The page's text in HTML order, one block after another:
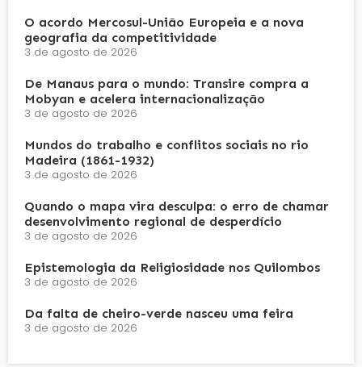
O acordo Mercosul-União Europeia e a nova
geografia da competitividade
3 de agosto de 2026
De Manaus para o mundo: Transire compra a
Mobyan e acelera internacionalização
3 de agosto de 2026
Mundos do trabalho e conflitos sociais no rio
Madeira (1861-1932)
3 de agosto de 2026
Quando o mapa vira desculpa: o erro de chamar
desenvolvimento regional de desperdício
3 de agosto de 2026
Epistemologia da Religiosidade nos Quilombos
3 de agosto de 2026
Da falta de cheiro-verde nasceu uma feira
3 de agosto de 2026